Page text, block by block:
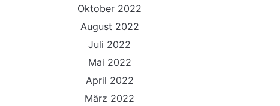
Oktober 2022
August 2022
Juli 2022
Mai 2022
April 2022
März 2022